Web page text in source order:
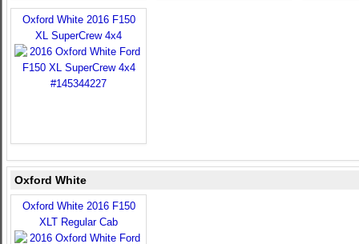
Oxford White 2016 F150
XL SuperCrew 4x4
Oxford White
Oxford White 2016 F150
XLT Regular Cab